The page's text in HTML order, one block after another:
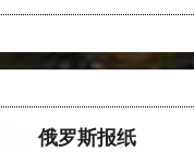
俄罗斯报纸